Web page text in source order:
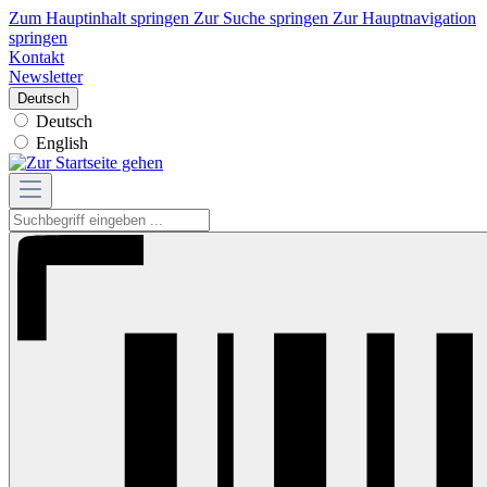
Zum Hauptinhalt springen Zur Suche springen Zur Hauptnavigation
springen
Kontakt
Newsletter
Deutsch
Deutsch
English